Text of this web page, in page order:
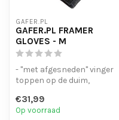
GAFER.PL
GAFER.PL FRAMER
GLOVES - M
- "met afgesneden" vinger
toppen op de duim,
- Lich...
€31,99
Op voorraad